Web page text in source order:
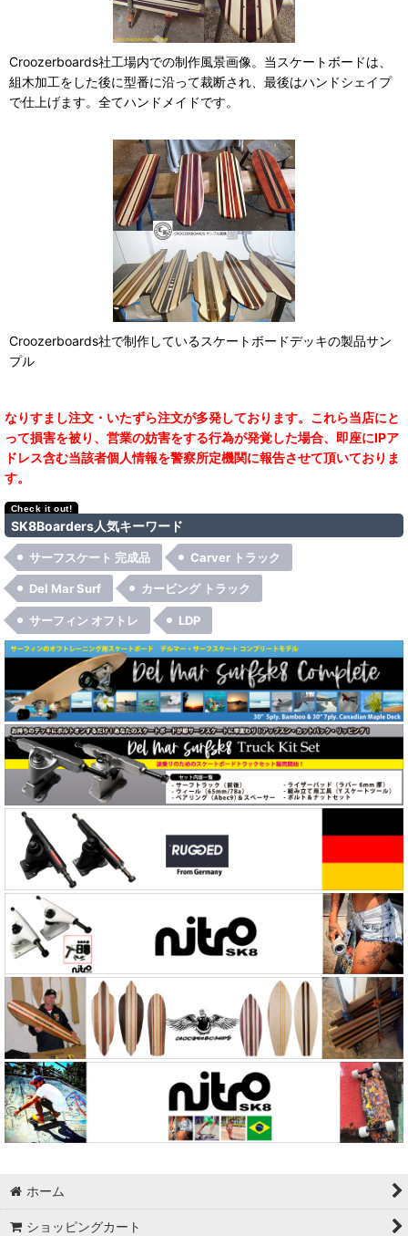
Croozerboards社工場内での制作風景画像。当スケートボードは、
組木加工をした後に型番に沿って裁断され、最後はハンドシェイプ
で仕上げます。全てハンドメイドです。
Croozerboards社で制作しているスケートボードデッキの製品サン
プル
なりすまし注文・いたずら注文が多発しております。これら当店にと
って損害を被り、営業の妨害をする行為が発覚した場合、即座にIPア
ドレス含む当該者個人情報を警察所定機関に報告させて頂いておりま
す。
SK8Boarders人気キーワード
サーフスケート 完成品 Carver トラック
Del Mar Surf カービング トラック
サーフィン オフトレ LDP
ホーム
ショッピングカート